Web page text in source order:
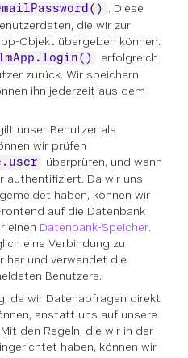
. Diese
die wir zur
Objekt übergeben können.
erfolgreich
zurück. Wir speichern
ihn jederzeit aus dem
unser Benutzer als
wir prüfen
überprüfen, und wenn
authentifiziert. Da wir uns
haben, können wir
auf die Datenbank
einen Datenbank-Speicher.
eine Verbindung zu
her und verwendet die
Benutzers.
da wir Datenabfragen direkt
anstatt uns auf unsere
den Regeln, die wir in der
haben, können wir